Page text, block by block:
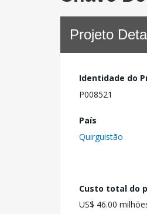
Projeto
Identidade do
P008521
País
Quirguistão
Custo total do
US$ 46.00